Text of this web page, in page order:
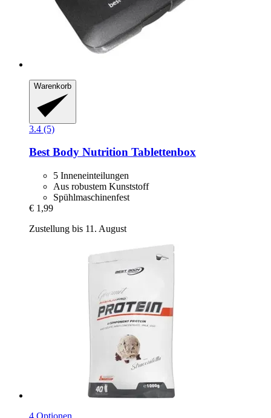
Warenkorb
3.4 (5)
Best Body Nutrition Tablettenbox
5 Inneneinteilungen
Aus robustem Kunststoff
Spühlmaschinenfest
€ 1,99
Zustellung bis 11. August